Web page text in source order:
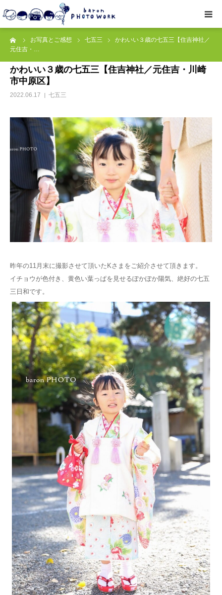
お写真とご感想 七五三
かわいい３歳の七五三【住吉神社／
元住吉・…
かわいい３歳の七五三【住吉神社／元住吉・川崎
市中原区】
2022.06.17 七五三
昨年の11月末に撮影させて頂いたKさまをご紹介させて頂きます。
イチョウが色付き、黄色い葉っぱを見せるぽかぽか陽気、絶好の七五
三日和です。
撮影プラン
私たちについて
オプション
● お写真とご感想
レッスン/撮影会
取材・企業・オーナーさま
ご予約
Q&A